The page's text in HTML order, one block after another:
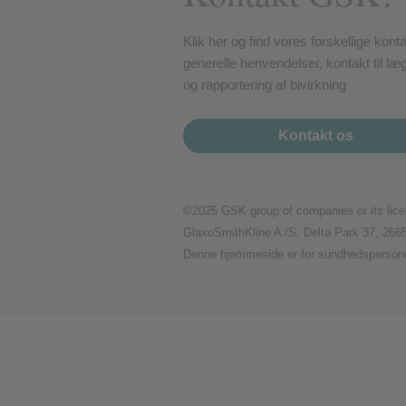
Klik her og find vores forskellige
generelle henvendelser, kontakt til
og rapportering af bivirkning
Kontakt os
©2025 GSK group of companies or its
GlaxoSmithKline A /S, Delta Park 37,
Denne hjemmeside er for
Præstationscookies
Reklamecookies